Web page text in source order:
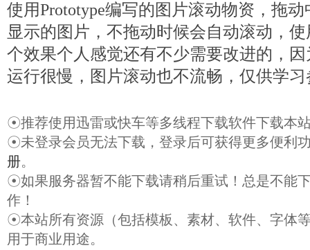
使用Prototype编写的图片滚动物资，拖
显示的图片，不拖动时候会自动滚动，
个效果个人感觉还有不少需要改进的，
运行很慢，图片滚动也不流畅，仅供学习
☉推荐使用迅雷或快车等多线程下载软件下载本
☉未登录会员无法下载，登录后可获得更多便利
册。
☉如果服务器暂不能下载请稍后重试！总是不能
作！
☉本站所有资源（包括模板、素材、软件、字体
用于商业用途。